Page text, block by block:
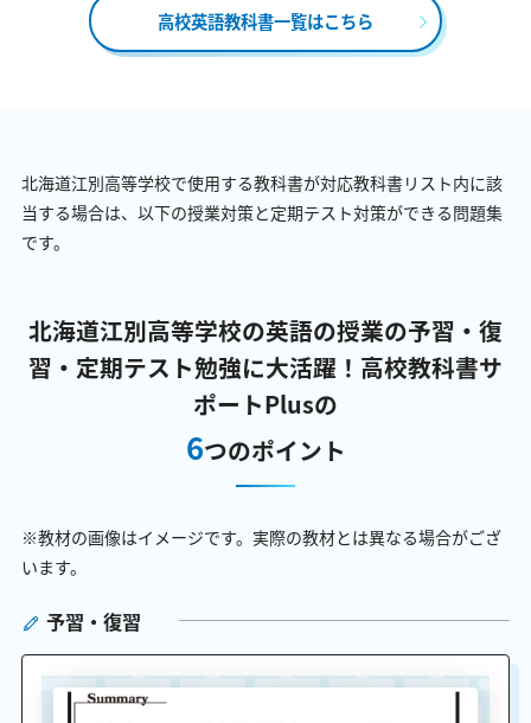
高校英語教科書一覧はこちら
北海道江別高等学校で使用する教科書が対応教科書リスト内に該
当する場合は、以下の授業対策と定期テスト対策ができる問題集
です。
北海道江別高等学校の英語の授業の予習・復
習・定期テスト勉強に大活躍！ 高校教科書サ
ポートPlusの
6つのポイント
※教材の画像はイメージです。実際の教材とは異なる場合がござ
います。
予習・復習